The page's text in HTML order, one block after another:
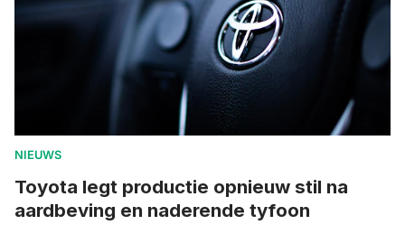
NIEUWS
Toyota legt productie opnieuw stil na
aardbeving en naderende tyfoon